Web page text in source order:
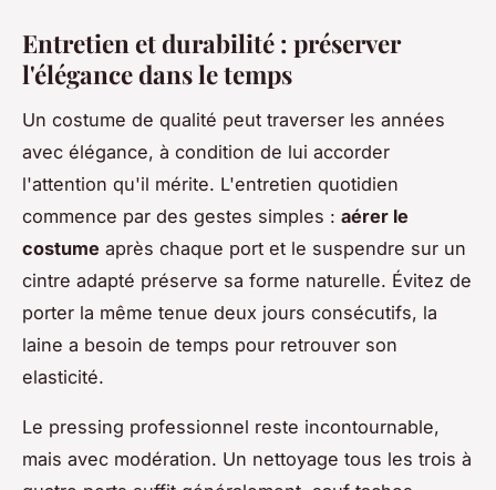
Entretien et durabilité : préserver
l'élégance dans le temps
Un costume de qualité peut traverser les années
avec élégance, à condition de lui accorder
l'attention qu'il mérite. L'entretien quotidien
commence par des gestes simples : aérer le
costume après chaque port et le suspendre sur un
cintre adapté préserve sa forme naturelle. Évitez de
porter la même tenue deux jours consécutifs, la
laine a besoin de temps pour retrouver son
elasticité.
Le pressing professionnel reste incontournable,
mais avec modération. Un nettoyage tous les trois à